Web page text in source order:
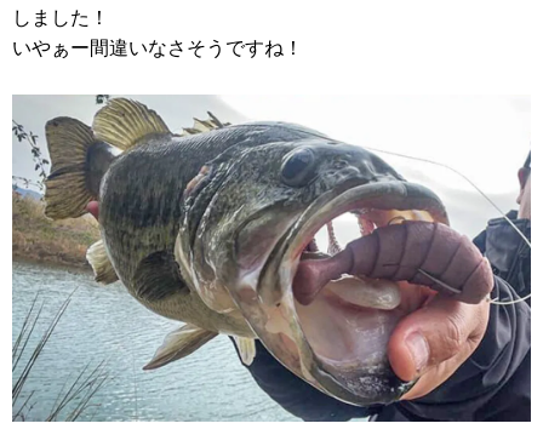
しました！
いやぁー間違いなさそうですね！